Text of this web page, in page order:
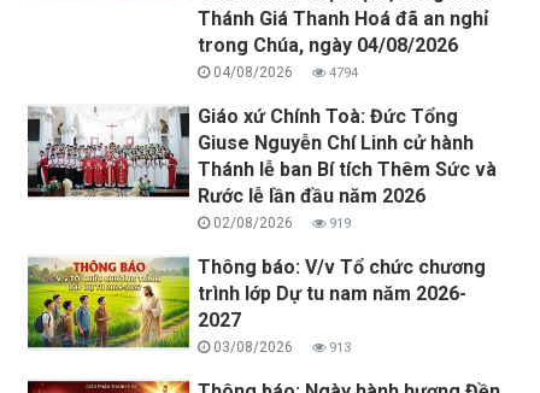
Thánh Giá Thanh Hoá đã an nghỉ
trong Chúa, ngày 04/08/2026
04/08/2026 4794
Giáo xứ Chính Toà: Đức Tổng
Giuse Nguyễn Chí Linh cử hành
Thánh lễ ban Bí tích Thêm Sức và
Rước lễ lần đầu năm 2026
02/08/2026 919
Thông báo: V/v Tổ chức chương
trình lớp Dự tu nam năm 2026-
2027
03/08/2026 913